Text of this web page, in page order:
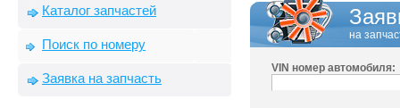
Каталог запчастей
Поиск по номеру
Заявка на запчасть
на
VIN номер автомобиля: